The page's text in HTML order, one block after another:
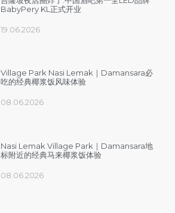
BabyPery KL正式开业
19.06.2026
Village Park Nasi Lemak｜Damansara必
吃的经典椰浆饭风味体验
08.06.2026
Nasi Lemak Village Park｜Damansara地
标附近的经典马来椰浆饭体验
08.06.2026